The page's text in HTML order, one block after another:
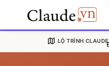
LỘ TRÌNH CLAUDE